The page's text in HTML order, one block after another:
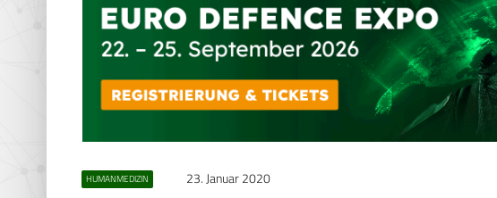
HUMANMEDIZIN 23. Januar 2020